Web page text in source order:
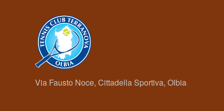
Via Fausto Noce, Cittadella Sportiva, Olbia